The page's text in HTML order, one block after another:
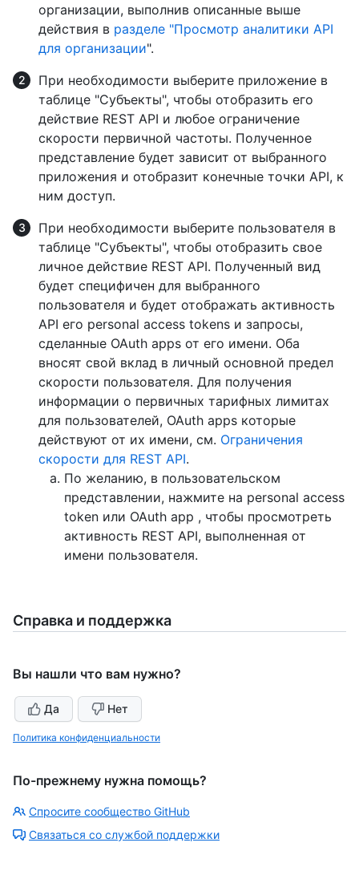
организации, выполнив описанные выше
действия в разделе "Просмотр аналитики API
для организации".
При необходимости выберите приложение в
таблице "Субъекты", чтобы отобразить его
действие REST API и любое ограничение
скорости первичной частоты. Полученное
представление будет зависит от выбранного
приложения и отобразит конечные точки API, к
ним доступ.
При необходимости выберите пользователя в
таблице "Субъекты", чтобы отобразить свое
личное действие REST API. Полученный вид
будет специфичен для выбранного
пользователя и будет отображать активность
API его personal access tokens и запросы,
сделанные OAuth apps от его имени. Оба
вносят свой вклад в личный основной предел
скорости пользователя. Для получения
информации о первичных тарифных лимитах
для пользователей, OAuth apps которые
действуют от их имени, см. Ограничения
скорости для REST API.
По желанию, в пользовательском
представлении, нажмите на personal access
token или OAuth app , чтобы просмотреть
активность REST API, выполненная от
имени пользователя.
Справка и поддержка
Вы нашли что вам нужно?
Да Нет
Политика конфиденциальности
По-прежнему нужна помощь?
Спросите сообщество GitHub
Связаться со службой поддержки